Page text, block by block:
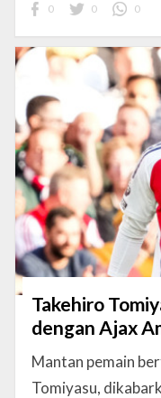
0 0 0
Takehiro
dengan Ajax
Mantan pemain
Tomiyasu,